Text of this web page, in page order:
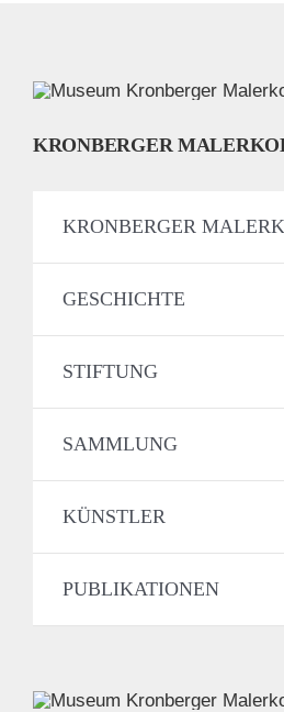
KRONBERGER
KRONBERGER
GESCHICHTE
STIFTUNG
SAMMLUNG
KÜNSTLER
PUBLIKATIONEN